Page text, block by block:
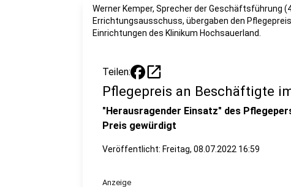
Werner Kemper, Sprecher der Geschäftsführung
Errichtungsausschuss, übergaben den
Einrichtungen des Klinikum Hochsauerland.
Teilen: open_in_new
Pflegepreis an Beschäftigte
"Herausragender Einsatz" des
Preis gewürdigt
Veröffentlicht: Freitag, 08.07.2022 16:59
Anzeige